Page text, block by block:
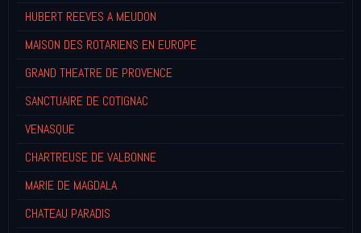
HUBERT REEVES A MEUDON
MAISON DES ROTARIENS EN EUROPE
GRAND THEATRE DE PROVENCE
SANCTUAIRE DE COTIGNAC
VENASQUE
CHARTREUSE DE VALBONNE
MARIE DE MAGDALA
CHATEAU PARADIS